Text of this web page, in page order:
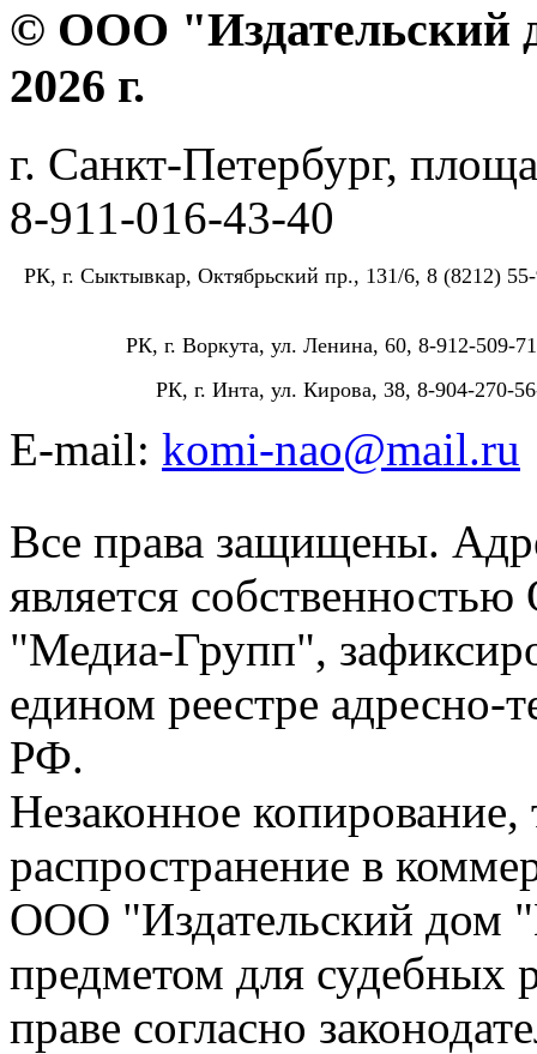
© ООО "Издательский
2026 г.
г. Санкт-Петербург,
8-911-016-43-40
РК, г. Сыктывкар, Октябрьский пр., 131/6, 8 (8212)
РК, г. Воркута, ул. Ленина, 60, 8-912-509-
РК, г. Инта, ул. Кирова, 38, 8-904-270-
E-mail: komi-nao@mail.ru
Все права защищены.
является
"Медиа-Групп",
едином реестре адресно-
РФ.
Незаконное
распространение в
ООО "Издательский дом
предметом для судебных
праве согласно